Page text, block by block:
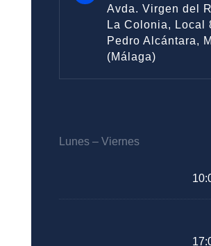
Avda. Virgen del
La Colonia, Local
Pedro Alcántara,
(Málaga)
Lunes – Viernes